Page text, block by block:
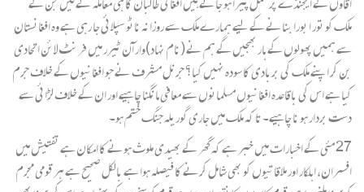
ملک کو تور ا بورا بنانے کے لیے ہمارے ملک سے روزانہ ناٹو سپلائی جا رہی ہے وہ افغانستان
سے ہمیں پھولوں کے ہار بھجیں گے ہم نے (نام نہاد)وار آن ٹیرر میں فرنٹ لائن اتحادی
بن کر اپنے ملک کی بربادی کا سودہ نہیں کیا؟ جرنل مشرف نے جو افغانیوں کے خلاف جرم
کیا ہے اس کی باقاعدہ افغانیوں مسلمانوں سے معافی مانگنا چاہیے اور ان کے خلاف لڑائی سے
دست بردار ہو نا چاہیے۔ تا کہ ملک میں جاری گوریلہ جنگ ختم ہو۔
27 مئی کے اخبارات میں خبر ہے کہ گھر کے بھیدی ملوث ہونے کا امکان ہے تفتیش میں
افسران، اہلکار اور ملاقاتیوں کو بھی شامل کرنے کا فیصلہ ہوا ہے بالکل صحیح ہے ہر قومی مجرم